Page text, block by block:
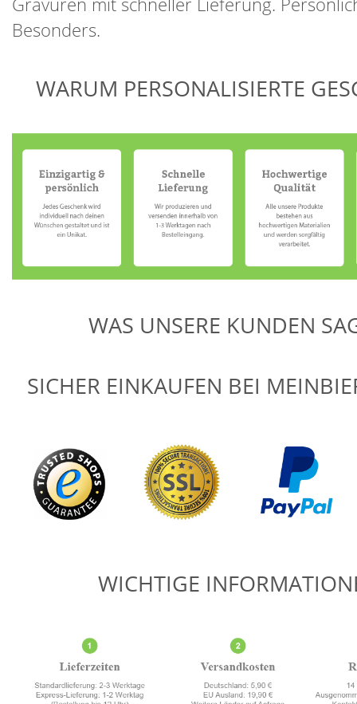
Besonders.
WARUM PERSONALISIERTE
WAS UNSERE KUNDEN
SICHER EINKAUFEN BEI
WICHTIGE